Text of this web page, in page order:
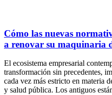
Cómo las nuevas
a renovar su maquinaria
El ecosistema empresarial
transformación sin precedentes,
cada vez más estricto en materia
y salud pública. Los antiguos